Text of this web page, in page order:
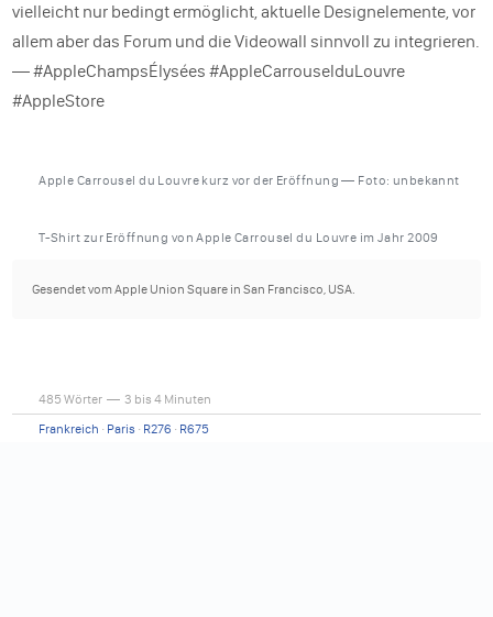
vielleicht nur bedingt ermöglicht, aktuelle Designelemente, vor
allem aber das Forum und die Videowall sinnvoll zu integrieren.
— #AppleChampsÉlysées #AppleCarrouselduLouvre
#AppleStore
Apple Carrousel du Louvre kurz vor der Eröffnung — Foto: unbekannt
T-Shirt zur Eröffnung von Apple Carrousel du Louvre im Jahr 2009
Gesendet vom Apple Union Square in San Francisco, USA.
485 Wörter — 3 bis 4 Minuten
Frankreich · Paris · R276 · R675